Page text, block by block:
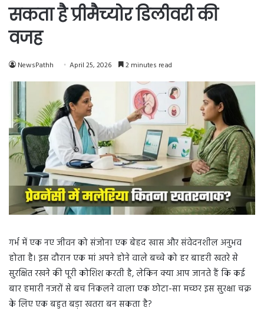
सकता है प्रीमैच्योर डिलीवरी की
वजह
NewsPathh April 25, 2026 2 minutes read
गर्भ में एक नए जीवन को संजोना एक बेहद खास और संवेदनशील अनुभव
होता है। इस दौरान एक मां अपने होने वाले बच्चे को हर बाहरी खतरे से
सुरक्षित रखने की पूरी कोशिश करती है, लेकिन क्या आप जानते हैं कि कई
बार हमारी नजरों से बच निकलने वाला एक छोटा-सा मच्छर इस सुरक्षा चक्र
के लिए एक बहुत बड़ा खतरा बन सकता है?